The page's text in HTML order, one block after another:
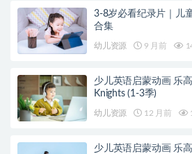
3-8岁必看纪录片｜儿
合集
幼儿资源 9 月前
少儿英语启蒙动画 乐
Knights (1-3季)
幼儿资源 12 月前
少儿英语启蒙动画 乐